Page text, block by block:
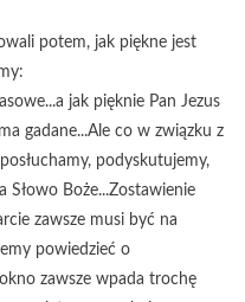
potem, jak piękne jest
jak pięknie Pan Jezus
gadane...Ale co w związku z
podyskutujemy,
Słowo Boże...Zostawienie
zawsze musi być na
powiedzieć o
zawsze wpada trochę